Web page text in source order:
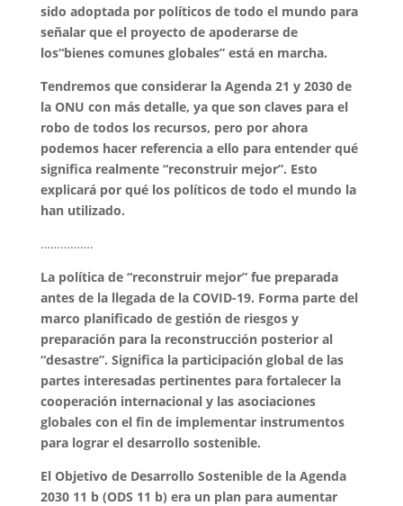
sido adoptada por políticos de todo el mundo para
señalar que el proyecto de apoderarse de
los“bienes comunes globales” está en marcha.
Tendremos que considerar la Agenda 21 y 2030 de
la ONU con más detalle, ya que son claves para el
robo de todos los recursos, pero por ahora
podemos hacer referencia a ello para entender qué
significa realmente “reconstruir mejor”. Esto
explicará por qué los políticos de todo el mundo la
han utilizado.
…………….
La política de “reconstruir mejor” fue preparada
antes de la llegada de la COVID-19. Forma parte del
marco planificado de gestión de riesgos y
preparación para la reconstrucción posterior al
“desastre”. Significa la participación global de las
partes interesadas pertinentes para fortalecer la
cooperación internacional y las asociaciones
globales con el fin de implementar instrumentos
para lograr el desarrollo sostenible.
El Objetivo de Desarrollo Sostenible de la Agenda
2030 11 b (ODS 11 b) era un plan para aumentar